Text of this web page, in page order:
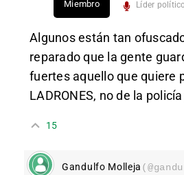
Miembro Líder
Algunos están tan
reparado que la gente
fuertes aquello que quiere
LADRONES, no de la
15
Gandulfo Molleja